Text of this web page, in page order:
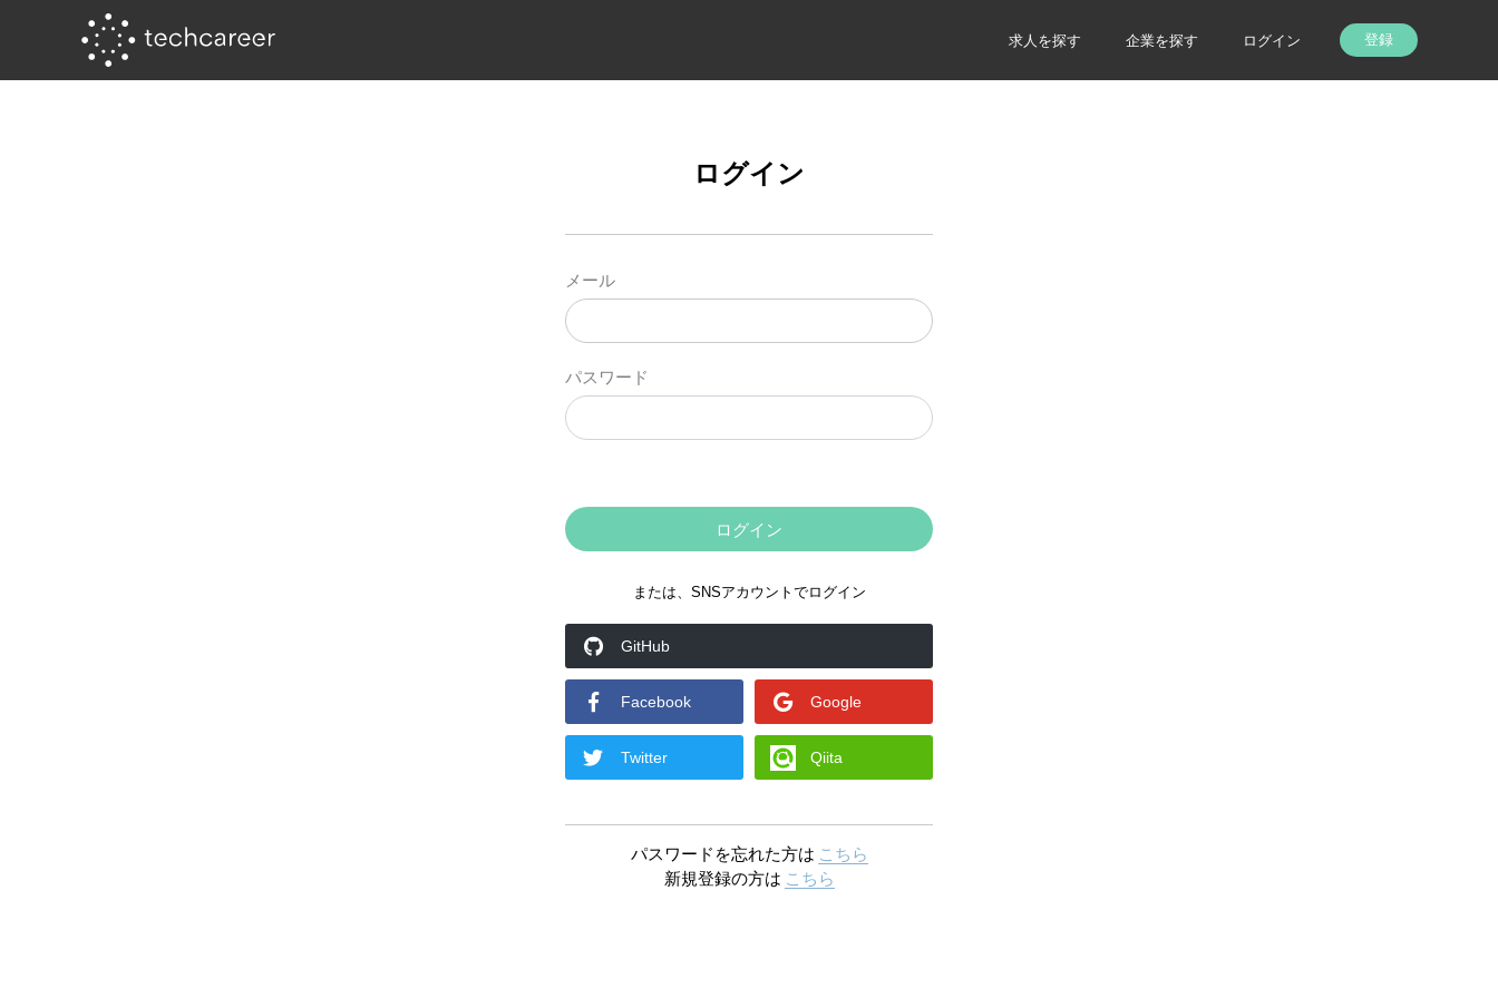
求人を探す 企業を探す ログイン 登録
ログイン
メール
パスワード
または、SNSアカウントでログイン
GitHub
Facebook Google
Twitter Qiita
パスワードを忘れた方は こちら
新規登録の方は こちら